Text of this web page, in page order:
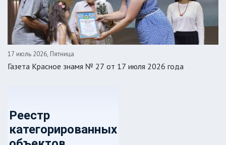
17 июль 2026, Пятница
Газета Красное знамя № 27 от 17 июля 2026 года